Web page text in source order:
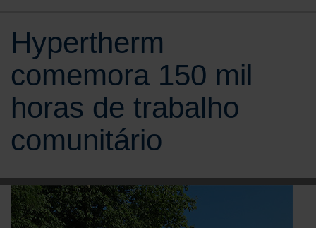
EMPRESA
CULTURA
COMUNIDADE
MARCAS
Hypertherm
comemora 150 mil
horas de trabalho
comunitário